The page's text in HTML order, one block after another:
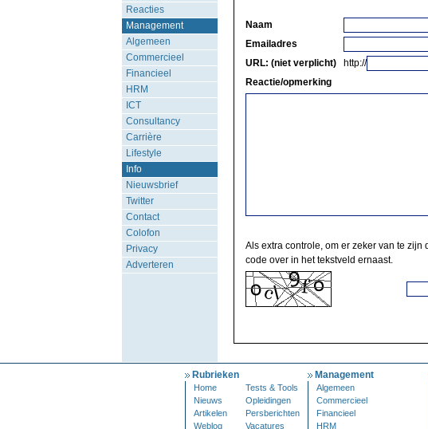
Reacties
Management
Algemeen
Commercieel
Financieel
HRM
ICT
Consultancy
Carrière
Lifestyle
Info
Nieuwsbrief
Twitter
Contact
Colofon
Privacy
Adverteren
Naam
Emailadres
URL: (niet verplicht)
http://
Reactie/opmerking
Als extra controle, om er zeker van te
code over in het tekstveld ernaast.
Rubrieken
Home
Tests & Tools
Nieuws
Opleidingen
Artikelen
Persberichten
Weblog
Vacatures
Management
Algemeen
Commercieel
Financieel
HRM